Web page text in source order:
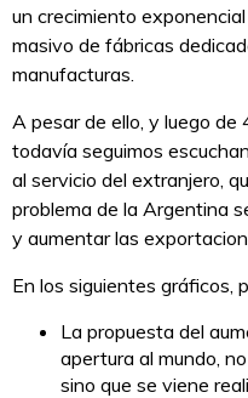
un crecimiento
masivo de fábricas
manufacturas.
A pesar de ello, y luego de
todavía seguimos
al servicio del extranjero,
problema de la Argentina
y aumentar las
En los siguientes gráficos,
La propuesta del
apertura al mundo,
sino que se viene